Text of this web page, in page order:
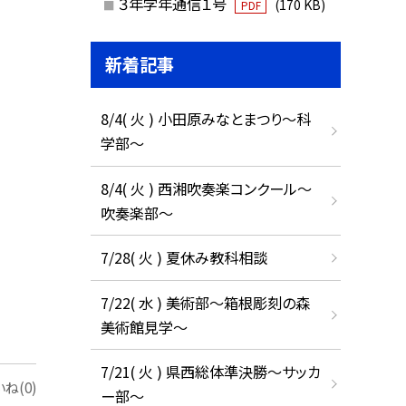
ね(0)
PDF (170 KB)
新着記事
8/4( 火 ) 小田原みなとまつり～科
学部～
8/4( 火 ) 西湘吹奏楽コンクール～
吹奏楽部～
7/28( 火 ) 夏休み教科相談
7/22( 水 ) 美術部～箱根彫刻の森
美術館見学～
7/21( 火 ) 県西総体準決勝～サッカ
ー部～